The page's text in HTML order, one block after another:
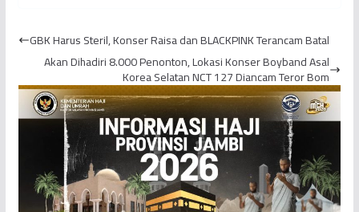
GBK Harus Steril, Konser Raisa dan BLACKPINK Terancam Batal
Akan Dihadiri 8.000 Penonton, Lokasi Konser Boyband Asal
Korea Selatan NCT 127 Diancam Teror Bom